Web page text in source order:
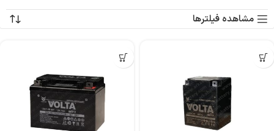
مشاهده فیلترها